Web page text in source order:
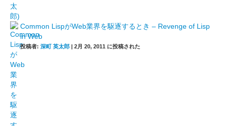
Common LispがWeb業界を駆逐するとき – Revenge of Lisp
in Web
投稿者: 深町 英太郎 | 2月 20, 2011 に投稿された